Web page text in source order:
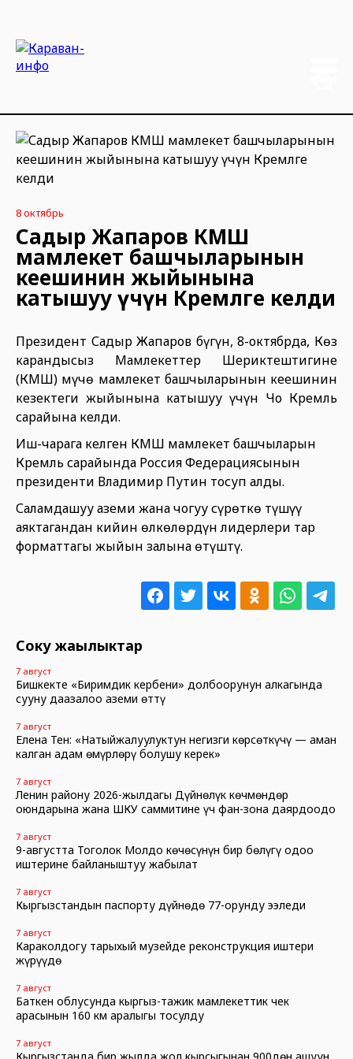
8 октябрь
Садыр Жапаров КМШ
мамлекет башчыларынын
кеңешинин жыйынына
катышуу үчүн Кремлге келди
Президент Садыр Жапаров бүгүн, 8-октябрда, Көз
карандысыз Мамлекеттер Шериктештигине
(КМШ) мүчө мамлекет башчыларынын кеңешинин
кезектеги жыйынына катышуу үчүн Чоң Кремль
сарайына келди.
Иш-чарага келген КМШ мамлекет башчыларын
Кремль сарайында Россия Федерациясынын
президенти Владимир Путин тосуп алды.
Саламдашуу аземи жана чогуу сүрөткө түшүү
аяктагандан кийин өлкөлөрдүн лидерлери тар
форматтагы жыйын залына өтүштү.
Соңку жаңылыктар
7 август
Бишкекте «Биримдик кербени» долбоорунун алкагында
сууну даңазалоо аземи өттү
7 август
Елена Тен: «Натыйжалуулуктун негизги көрсөткүчү — аман
калган адам өмүрлөрү болушу керек»
7 август
Ленин району 2026-жылдагы Дүйнөлүк көчмөндөр
оюндарына жана ШКУ саммитине үч фан-зона даярдоодо
7 август
9-августта Тоголок Молдо көчөсүнүн бир бөлүгү оңдоо
иштерине байланыштуу жабылат
7 август
Кыргызстандын паспорту дүйнөдө 77-орунду ээледи
7 август
Караколдогу тарыхый музейде реконструкция иштери
жүрүүдө
7 август
Баткен облусунда кыргыз-тажик мамлекеттик чек
арасынын 160 км аралыгы тосулду
7 август